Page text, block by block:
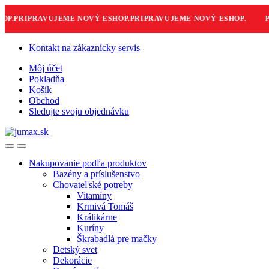
PRIPRAVUJEME NOVÝ ESHOP.PRIPRAVUJEME NOVÝ ESHOP.
Skip
navigation
Skip
content
Kontakt na zákaznícky servis
Môj účet
Pokladňa
Košík
Obchod
Sledujte svoju objednávku
Nakupovanie podľa produktov
Bazény a príslušenstvo
Chovateľské potreby
Vitamíny
Krmivá Tomáš
Králikárne
Kuríny
Škrabadlá pre mačky
Detský svet
Dekorácie